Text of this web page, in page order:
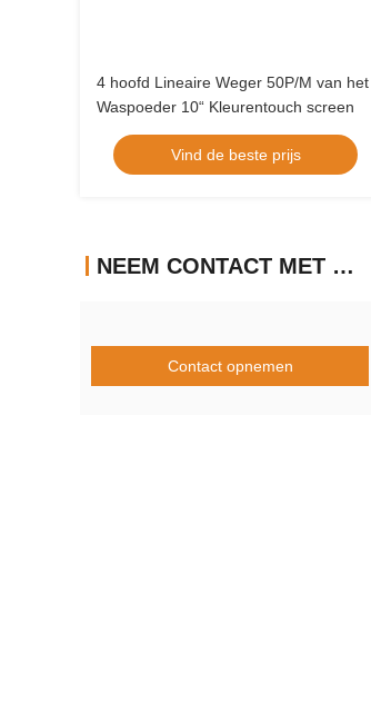
4 hoofd Lineaire Weger 50P/M van het
Waspoeder 10“ Kleurentouch screen
Vind de beste prijs
NEEM CONTACT MET ONS OP
Contact opnemen